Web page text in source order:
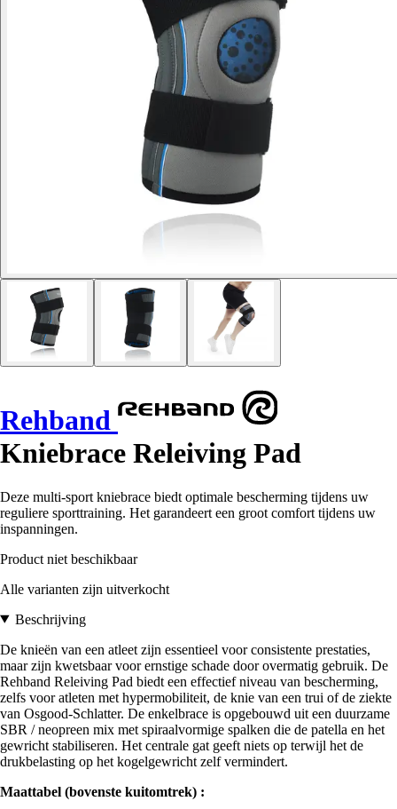
Rehband
Kniebrace Releiving Pad
Deze multi-sport kniebrace biedt optimale bescherming tijdens uw
reguliere sporttraining. Het garandeert een groot comfort tijdens uw
inspanningen.
Product niet beschikbaar
Alle varianten zijn uitverkocht
Beschrijving
De knieën van een atleet zijn essentieel voor consistente prestaties,
maar zijn kwetsbaar voor ernstige schade door overmatig gebruik. De
Rehband Releiving Pad biedt een effectief niveau van bescherming,
zelfs voor atleten met hypermobiliteit, de knie van een trui of de ziekte
van Osgood-Schlatter. De enkelbrace is opgebouwd uit een duurzame
SBR / neopreen mix met spiraalvormige spalken die de patella en het
gewricht stabiliseren. Het centrale gat geeft niets op terwijl het de
drukbelasting op het kogelgewricht zelf vermindert.
Maattabel (bovenste kuitomtrek) :